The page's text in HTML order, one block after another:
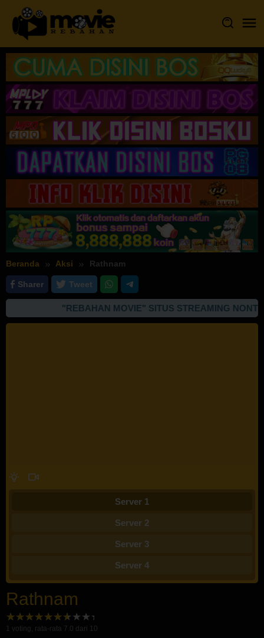
Loncat
konten
Beranda Aksi Rathnam
Sharer Tweet
"REBAHAN MOVIE" SITUS STREAMING
Server 1
Server 2
Server 3
Server 4
Rathnam
1 voting, rata-rata 7.0 dari 10